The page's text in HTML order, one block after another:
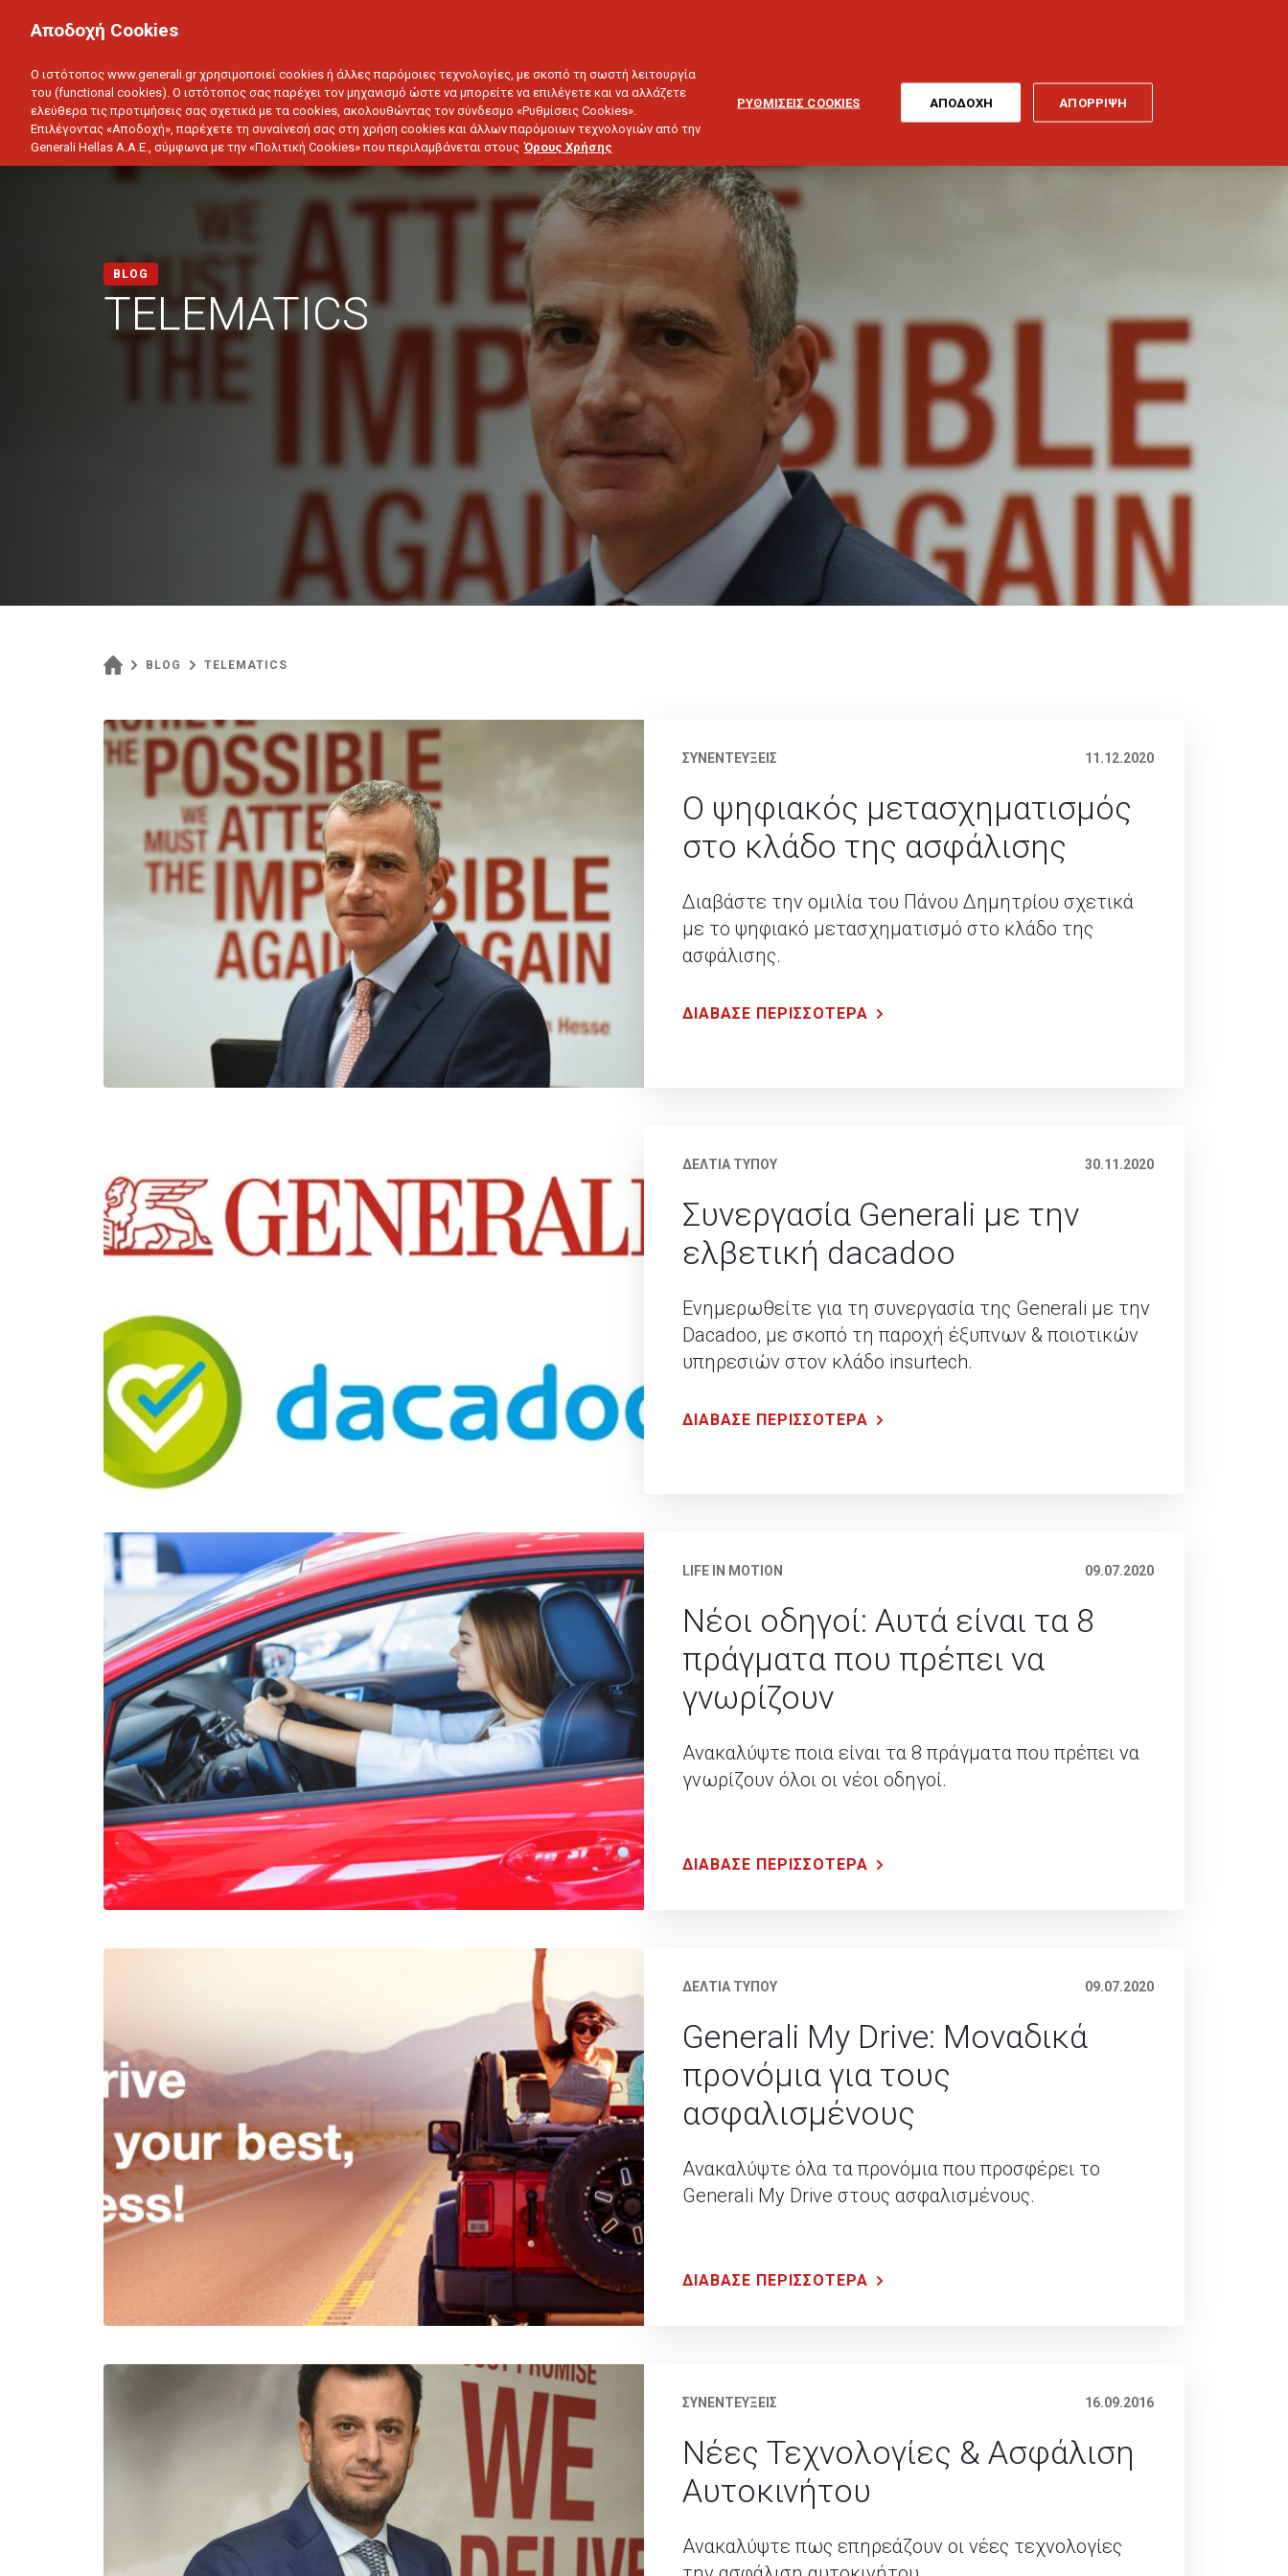
ΥΓΕΙΑ ΑΥΤΟΚΙΝΗΤΟ ΣΠΙΤΙ ΑΠΟΤΑΜΙΕΥΣΗ & ΕΠΕΝΔΥΣΕΙΣ ΤΑΞΙΔΙ ΣΚΑΦΟΣ
BLOG
TELEMATICS
BLOG TELEMATICS
ΣΥΝΕΝΤΕΥΞΕΙΣ 11.12.2020
Ο ψηφιακός μετασχηματισμός
στο κλάδο της ασφάλισης
Διαβάστε την ομιλία του Πάνου Δημητρίου σχετικά
με το ψηφιακό μετασχηματισμό στο κλάδο της
ασφάλισης.
ΔΙΑΒΑΣΕ ΠΕΡΙΣΣΟΤΕΡΑ
ΔΕΛΤΙΑ ΤΥΠΟΥ 30.11.2020
Συνεργασία Generali με την
ελβετική dacadoo
Ενημερωθείτε για τη συνεργασία της Generali με την
Dacadoo, με σκοπό τη παροχή έξυπνων & ποιοτικών
υπηρεσιών στον κλάδο insurtech.
ΔΙΑΒΑΣΕ ΠΕΡΙΣΣΟΤΕΡΑ
LIFE IN MOTION 09.07.2020
Νέοι οδηγοί: Αυτά είναι τα 8
πράγματα που πρέπει να
γνωρίζουν
Ανακαλύψτε ποια είναι τα 8 πράγματα που πρέπει να
γνωρίζουν όλοι οι νέοι οδηγοί.
ΔΙΑΒΑΣΕ ΠΕΡΙΣΣΟΤΕΡΑ
ΔΕΛΤΙΑ ΤΥΠΟΥ 09.07.2020
Generali My Drive: Μοναδικά
προνόμια για τους
ασφαλισμένους
Ανακαλύψτε όλα τα προνόμια που προσφέρει το
Generali My Drive στους ασφαλισμένους.
ΔΙΑΒΑΣΕ ΠΕΡΙΣΣΟΤΕΡΑ
ΣΥΝΕΝΤΕΥΞΕΙΣ 16.09.2016
Νέες Τεχνολογίες & Ασφάλιση
Αυτοκινήτου
Ανακαλύψτε πως επηρεάζουν οι νέες τεχνολογίες
Αποδοχή Cookies
Ο ιστότοπος www.generali.gr χρησιμοποιεί cookies ή άλλες παρόμοιες τεχνολογίες, με σκοπό τη σωστή λειτουργία
του (functional cookies). Ο ιστότοπος σας παρέχει τον μηχανισμό ώστε να μπορείτε να επιλέγετε και να αλλάζετε
ελεύθερα τις προτιμήσεις σας σχετικά με τα cookies, ακολουθώντας τον σύνδεσμο «Ρυθμίσεις Cookies».
Επιλέγοντας «Αποδοχή», παρέχετε τη συναίνεσή σας στη χρήση cookies και άλλων παρόμοιων τεχνολογιών από την
Generali Hellas A.A.E., σύμφωνα με την «Πολιτική Cookies» που περιλαμβάνεται στους Όρους Χρήσης
ΡΥΘΜΙΣΕΙΣ COOKIES ΑΠΟΡΡΙΨΗ
ΑΠΟΔΟΧΗ